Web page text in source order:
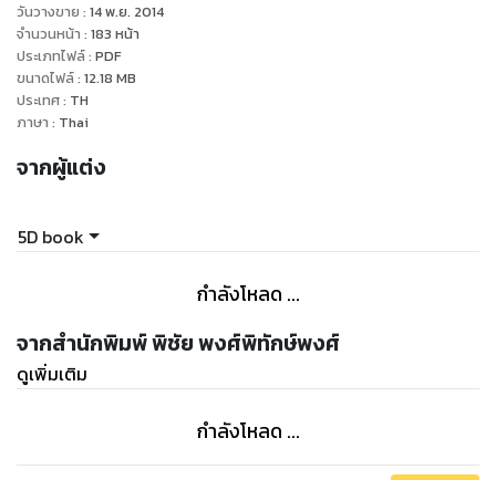
วันวางขาย : 14 พ.ย. 2014
จำนวนหน้า : 183 หน้า
ประเภทไฟล์: PDF
ขนาดไฟล์: 12.18 MB
ประเทศ: TH
ภาษา : Thai
จากผู้แต่ง
5D book
กำลังโหลด ...
จากสำนักพิมพ์ พิชัย พงศ์พิทักษ์พงศ์
ดูเพิ่มเติม
กำลังโหลด ...